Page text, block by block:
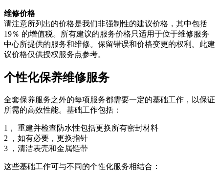
维修价格
请注意所列出的价格是我们非强制性的建议价格，其中包括
19％ 的增值税。所有建议的服务价格只适用于位于维修服务
中心所提供的服务和维修。保留错误和价格变更的权利。此建
议价格仅供授权服务点参考。
个性化保养维修服务
全套保养服务之外的每项服务都需要一定的基础工作，以保证
所需的高效性能。基础工作包括：
1， 重建并检查防水性包括更换所有密封材料
2 ，如有必要，更换指针
3 ，清洁表壳和金属链带
这些基础工作可与不同的个性化服务相结合：